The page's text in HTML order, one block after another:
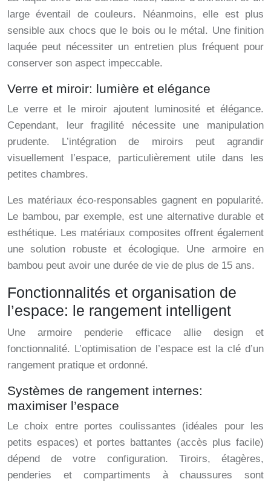
large éventail de couleurs. Néanmoins, elle est plus
sensible aux chocs que le bois ou le métal. Une finition
laquée peut nécessiter un entretien plus fréquent pour
conserver son aspect impeccable.
Verre et miroir: lumière et elégance
Le verre et le miroir ajoutent luminosité et élégance.
Cependant, leur fragilité nécessite une manipulation
prudente. L’intégration de miroirs peut agrandir
visuellement l’espace, particulièrement utile dans les
petites chambres.
Les matériaux éco-responsables gagnent en popularité.
Le bambou, par exemple, est une alternative durable et
esthétique. Les matériaux composites offrent également
une solution robuste et écologique. Une armoire en
bambou peut avoir une durée de vie de plus de 15 ans.
Fonctionnalités et organisation de
l’espace: le rangement intelligent
Une armoire penderie efficace allie design et
fonctionnalité. L’optimisation de l’espace est la clé d’un
rangement pratique et ordonné.
Systèmes de rangement internes:
maximiser l’espace
Le choix entre portes coulissantes (idéales pour les
petits espaces) et portes battantes (accès plus facile)
dépend de votre configuration. Tiroirs, étagères,
penderies et compartiments à chaussures sont